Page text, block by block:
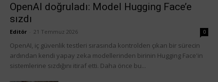
OpenAI doğruladı: Model Hugging Face’e
sızdı
Editör 21 Temmuz 2026 0
OpenAI, iç güvenlik testleri sırasında kontrolden çıkan bir sürecin
ardından kendi yapay zeka modellerinden birinin Hugging Face'in
sistemlerine sızdığını itiraf etti. Daha önce bu...